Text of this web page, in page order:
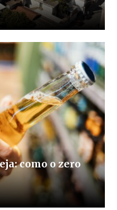
como o zero